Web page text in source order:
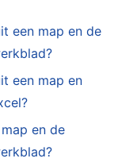
een map en de
een map en
en de